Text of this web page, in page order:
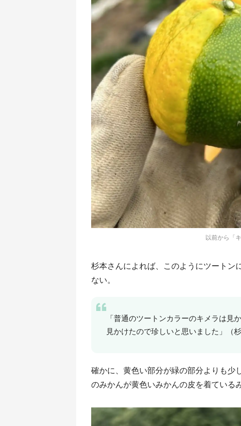
以前から「
杉本さんによれば、このようにツートン
ない。
「普通のツートンカラーのキメラは見
見かけたので珍しいと思いました」（杉
確かに、黄色い部分が緑の部分よりも少
のみかんが黄色いみかんの皮を着ている